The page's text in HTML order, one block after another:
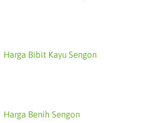
Harga Bibit Kayu Sengon
Harga Benih Sengon